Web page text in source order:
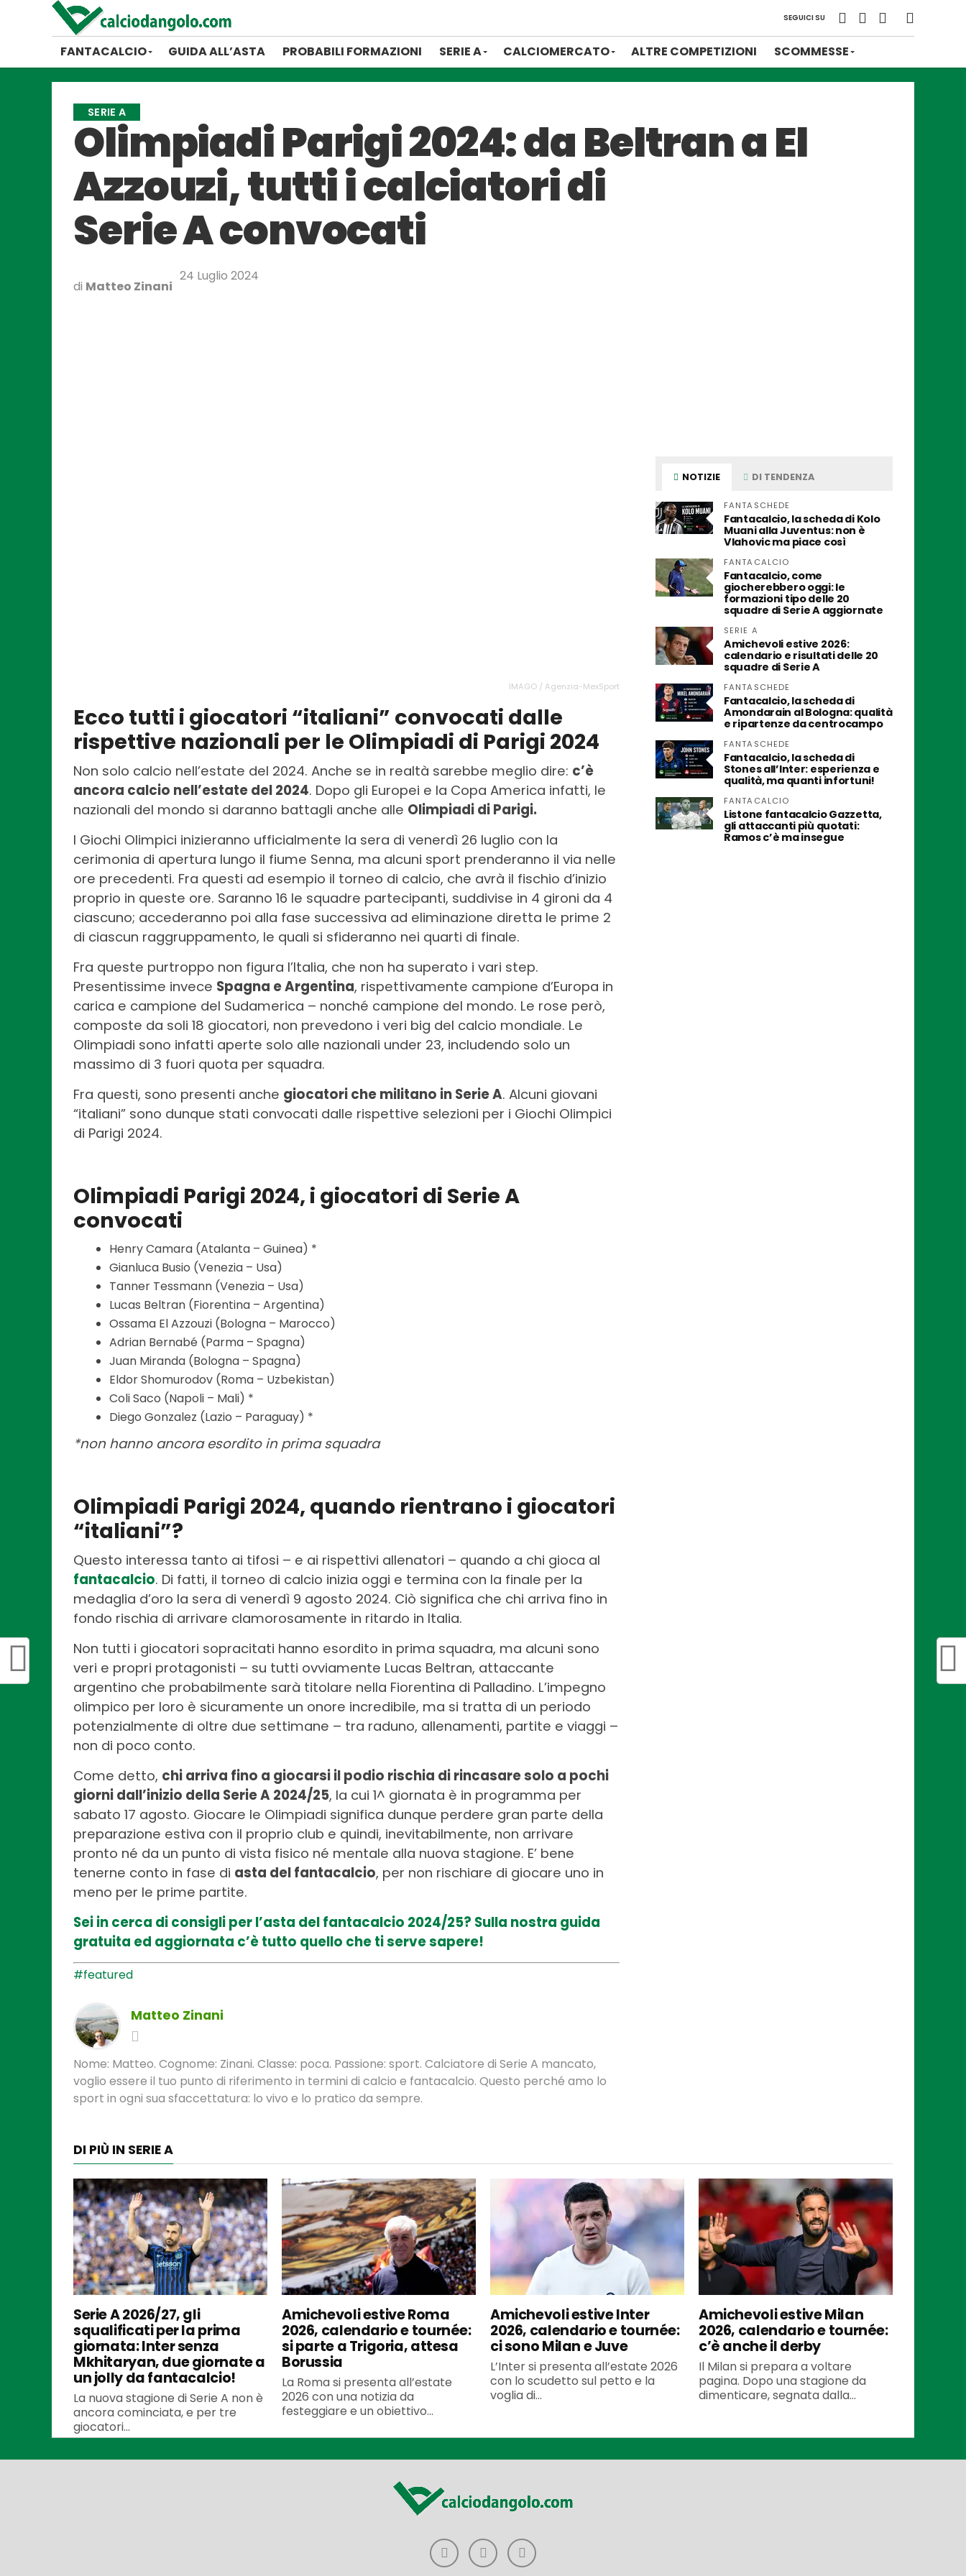
SEGUICI SU
FANTACALCIO GUIDA ALL’ASTA PROBABILI FORMAZIONI SERIE A CALCIOMERCATO ALTRE COMPETIZIONI SCOMMESSE
SERIE A
Olimpiadi Parigi 2024: da Beltran a El
Azzouzi, tutti i calciatori di
Serie A convocati
di Matteo Zinani
24 Luglio 2024
IMAGO / Agenzia-MexSport
Ecco tutti i giocatori “italiani” convocati dalle
rispettive nazionali per le Olimpiadi di Parigi 2024
Non solo calcio nell’estate del 2024. Anche se in realtà sarebbe meglio dire: c’è
ancora calcio nell’estate del 2024. Dopo gli Europei e la Copa America infatti, le
nazionali del mondo si daranno battagli anche alle Olimpiadi di Parigi.
I Giochi Olimpici inizieranno ufficialmente la sera di venerdì 26 luglio con la
cerimonia di apertura lungo il fiume Senna, ma alcuni sport prenderanno il via nelle
ore precedenti. Fra questi ad esempio il torneo di calcio, che avrà il fischio d’inizio
proprio in queste ore. Saranno 16 le squadre partecipanti, suddivise in 4 gironi da 4
ciascuno; accederanno poi alla fase successiva ad eliminazione diretta le prime 2
di ciascun raggruppamento, le quali si sfideranno nei quarti di finale.
Fra queste purtroppo non figura l’Italia, che non ha superato i vari step.
Presentissime invece Spagna e Argentina, rispettivamente campione d’Europa in
carica e campione del Sudamerica – nonché campione del mondo. Le rose però,
composte da soli 18 giocatori, non prevedono i veri big del calcio mondiale. Le
Olimpiadi sono infatti aperte solo alle nazionali under 23, includendo solo un
massimo di 3 fuori quota per squadra.
Fra questi, sono presenti anche giocatori che militano in Serie A. Alcuni giovani
“italiani” sono dunque stati convocati dalle rispettive selezioni per i Giochi Olimpici
di Parigi 2024.
Olimpiadi Parigi 2024, i giocatori di Serie A
convocati
Henry Camara (Atalanta – Guinea) *
Gianluca Busio (Venezia – Usa)
Tanner Tessmann (Venezia – Usa)
Lucas Beltran (Fiorentina – Argentina)
Ossama El Azzouzi (Bologna – Marocco)
Adrian Bernabé (Parma – Spagna)
Juan Miranda (Bologna – Spagna)
Eldor Shomurodov (Roma – Uzbekistan)
Coli Saco (Napoli – Mali) *
Diego Gonzalez (Lazio – Paraguay) *
*non hanno ancora esordito in prima squadra
Olimpiadi Parigi 2024, quando rientrano i giocatori
“italiani”?
Questo interessa tanto ai tifosi – e ai rispettivi allenatori – quando a chi gioca al
fantacalcio. Di fatti, il torneo di calcio inizia oggi e termina con la finale per la
medaglia d’oro la sera di venerdì 9 agosto 2024. Ciò significa che chi arriva fino in
fondo rischia di arrivare clamorosamente in ritardo in Italia.
Non tutti i giocatori sopracitati hanno esordito in prima squadra, ma alcuni sono
veri e propri protagonisti – su tutti ovviamente Lucas Beltran, attaccante
argentino che probabilmente sarà titolare nella Fiorentina di Palladino. L’impegno
olimpico per loro è sicuramente un onore incredibile, ma si tratta di un periodo
potenzialmente di oltre due settimane – tra raduno, allenamenti, partite e viaggi –
non di poco conto.
Come detto, chi arriva fino a giocarsi il podio rischia di rincasare solo a pochi
giorni dall’inizio della Serie A 2024/25, la cui 1^ giornata è in programma per
sabato 17 agosto. Giocare le Olimpiadi significa dunque perdere gran parte della
preparazione estiva con il proprio club e quindi, inevitabilmente, non arrivare
pronto né da un punto di vista fisico né mentale alla nuova stagione. E’ bene
tenerne conto in fase di asta del fantacalcio, per non rischiare di giocare uno in
meno per le prime partite.
Sei in cerca di consigli per l’asta del fantacalcio 2024/25? Sulla nostra guida
gratuita ed aggiornata c’è tutto quello che ti serve sapere!
#featured
Matteo Zinani
Nome: Matteo. Cognome: Zinani. Classe: poca. Passione: sport. Calciatore di Serie A mancato,
voglio essere il tuo punto di riferimento in termini di calcio e fantacalcio. Questo perché amo lo
sport in ogni sua sfaccettatura: lo vivo e lo pratico da sempre.
NOTIZIE DI TENDENZA
FANTASCHEDE
Fantacalcio, la scheda di Kolo
Muani alla Juventus: non è
Vlahovic ma piace così
FANTACALCIO
Fantacalcio, come
giocherebbero oggi: le
formazioni tipo delle 20
squadre di Serie A aggiornate
SERIE A
Amichevoli estive 2026:
calendario e risultati delle 20
squadre di Serie A
FANTASCHEDE
Fantacalcio, la scheda di
Amondarain al Bologna: qualità
e ripartenze da centrocampo
FANTASCHEDE
Fantacalcio, la scheda di
Stones all’Inter: esperienza e
qualità, ma quanti infortuni!
FANTACALCIO
Listone fantacalcio Gazzetta,
gli attaccanti più quotati:
Ramos c’è ma insegue
DI PIÙ IN SERIE A
Serie A 2026/27, gli
squalificati per la prima
giornata: Inter senza
Mkhitaryan, due giornate a
un jolly da fantacalcio!
La nuova stagione di Serie A non è
ancora cominciata, e per tre
giocatori...
Amichevoli estive Roma
2026, calendario e tournée:
si parte a Trigoria, attesa
Borussia
La Roma si presenta all’estate
2026 con una notizia da
festeggiare e un obiettivo...
Amichevoli estive Inter
2026, calendario e tournée:
ci sono Milan e Juve
L’Inter si presenta all’estate 2026
con lo scudetto sul petto e la
voglia di...
Amichevoli estive Milan
2026, calendario e tournée:
c’è anche il derby
Il Milan si prepara a voltare
pagina. Dopo una stagione da
dimenticare, segnata dalla...